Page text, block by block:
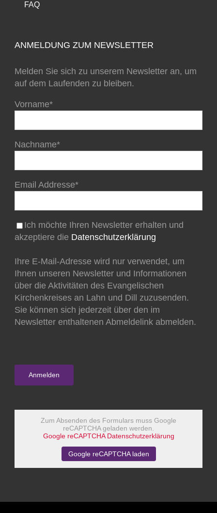
FAQ
ANMELDUNG ZUM NEWSLETTER
Melden Sie sich zu unserem Newsletter an, um
auf dem Laufenden zu bleiben.
Vorname*
Nachname*
Email Addresse*
Ich möchte Ihren Newsletter erhalten und
akzeptiere die Datenschutzerklärung
Ihre E-Mail-Adresse wird nur verwendet, um
Ihnen unseren Newsletter und Informationen
über die Aktivitäten des Evangelischen
Kirchenkreises an Lahn und Dill zuzusenden.
Sie können sich jederzeit über den im
Newsletter enthaltenen Abmeldelink abmelden.
Zum Absenden des Formulars muss Google
reCAPTCHA geladen werden.
Google reCAPTCHA Datenschutzerklärung
Google reCAPTCHA laden